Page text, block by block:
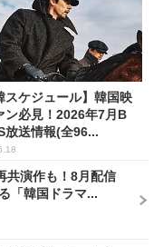
スケジュール】韓国映
ン必見！2026年7月B
放送情報(全96...
共演作も！8月配信
「韓国ドラマ...